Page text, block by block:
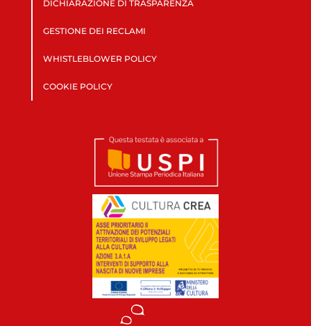
DICHIARAZIONE DI TRASPARENZA
GESTIONE DEI RECLAMI
WHISTLEBLOWER POLICY
COOKIE POLICY